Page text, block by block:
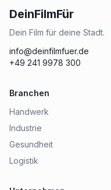
DeinFilmFür
Dein Film für deine Stadt.
info@deinfilmfuer.de
+49 241 9978 300
Branchen
Handwerk
Industrie
Gesundheit
Logistik